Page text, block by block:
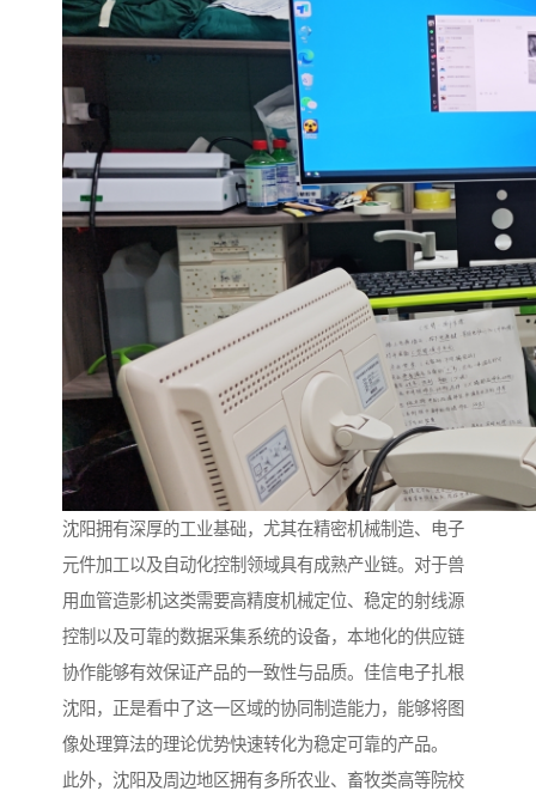
沈阳拥有深厚的工业基础，尤其在精密机械制造、电子
元件加工以及自动化控制领域具有成熟产业链。对于兽
用血管造影机这类需要高精度机械定位、稳定的射线源
控制以及可靠的数据采集系统的设备，本地化的供应链
协作能够有效保证产品的一致性与品质。佳信电子扎根
沈阳，正是看中了这一区域的协同制造能力，能够将图
像处理算法的理论优势快速转化为稳定可靠的产品。
此外，沈阳及周边地区拥有多所农业、畜牧类高等院校